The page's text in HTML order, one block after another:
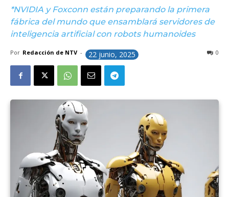
*NVIDIA y Foxconn están preparando la primera
fábrica del mundo que ensamblará servidores de
inteligencia artificial con robots humanoides
Por Redacción de NTV - 22 junio, 2025 0